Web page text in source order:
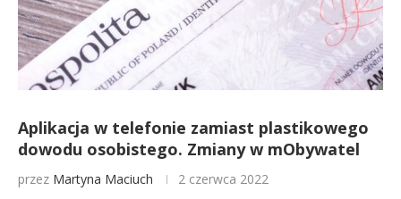
Aplikacja w telefonie zamiast plastikowego
dowodu osobistego. Zmiany w mObywatel
przez Martyna Maciuch 2 czerwca 2022